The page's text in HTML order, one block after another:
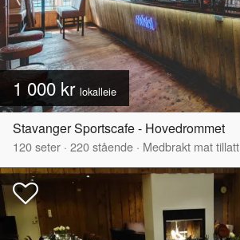
1 000 kr lokalleie
Stavanger Sportscafe - Hovedrommet
120seter · 220stående · Medbrakt mat tillatt